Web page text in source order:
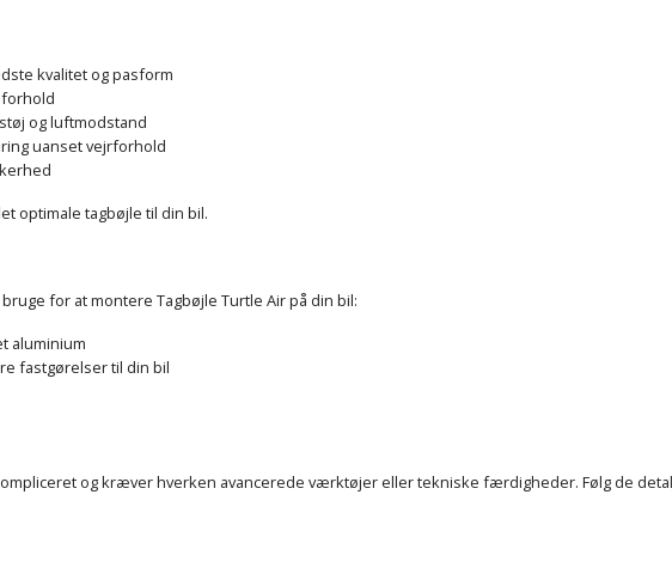
kvalitet og pasform
og luftmodstand
uanset vejrforhold
optimale tagbøjle til din bil.
for at montere Tagbøjle Turtle Air på din bil:
aluminium
fastgørelser til din bil
og kræver hverken avancerede værktøjer eller tekniske færdigheder. Følg de